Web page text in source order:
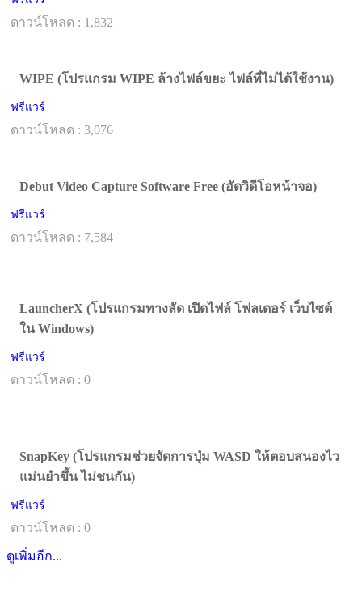
ดาวน์โหลด : 1,832
WIPE (โปรแกรม WIPE ล้างไฟล์ขยะ ไฟล์ที่ไม่ได้ใช้งาน)
ฟรีแวร์
ดาวน์โหลด : 3,076
Debut Video Capture Software Free (อัดวิดีโอหน้าจอ)
ฟรีแวร์
ดาวน์โหลด : 7,584
LauncherX (โปรแกรมทางลัด เปิดไฟล์ โฟลเดอร์ เว็บไซต์
ใน Windows)
ฟรีแวร์
ดาวน์โหลด : 0
SnapKey (โปรแกรมช่วยจัดการปุ่ม WASD ให้ตอบสนองไว
แม่นยำขึ้น ไม่ชนกัน)
ฟรีแวร์
ดาวน์โหลด : 0
ดูเพิ่มอีก...